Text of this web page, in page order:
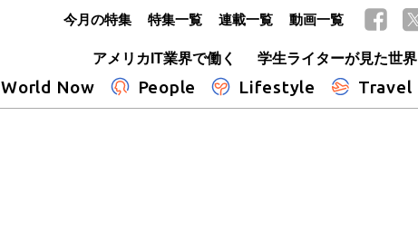
アメリカIT業界で働く
学生ライターが見た世界
World Now People Lifestyle Travel
今月の特集 特集一覧 連載一覧 動画一覧